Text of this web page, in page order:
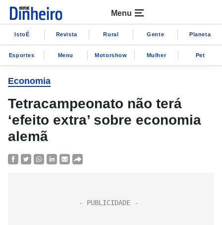
Menu
IstoÉ Revista Rural Gente Planeta
Esportes Menu Motorshow Mulher Pet
Economia
Tetracampeonato não terá
‘efeito extra’ sobre economia
alemã